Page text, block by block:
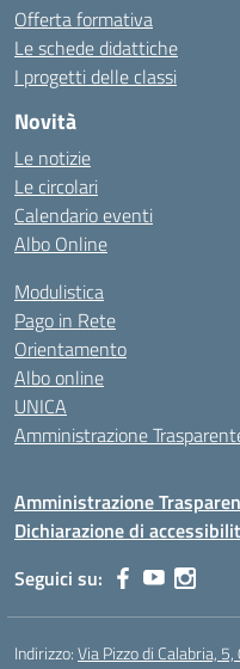
Offerta formativa
Le schede didattiche
I progetti delle classi
Novità
Le notizie
Le circolari
Calendario eventi
Albo Online
Modulistica
Pago in Rete
Orientamento
Albo online
UNICA
Amministrazione
Amministrazione
Dichiarazione di
Seguici su:
Indirizzo:Via Pizzo di Calabria,